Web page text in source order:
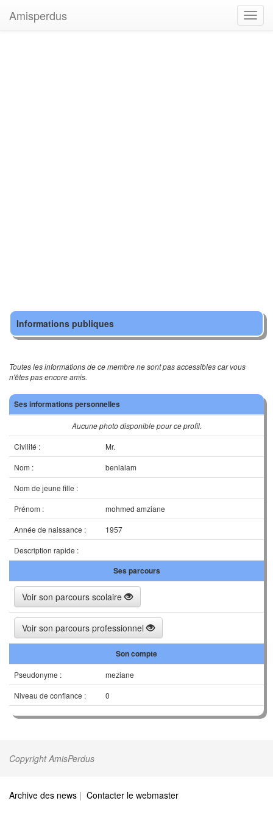
Amisperdus
Informations publiques
Toutes les informations de ce membre ne sont pas accessibles car vous
n'êtes pas encore amis.
Ses informations personnelles
Aucune photo disponible pour ce profil.
Civilité :
Mr.
Nom :
benlalam
Nom de jeune fille :
Prénom :
mohmed amziane
Année de naissance :
1957
Description rapide :
Ses parcours
Voir son parcours scolaire
Voir son parcours professionnel
Son compte
Pseudonyme :
meziane
Niveau de confiance :
0
Copyright AmisPerdus
Archive des news | Contacter le webmaster